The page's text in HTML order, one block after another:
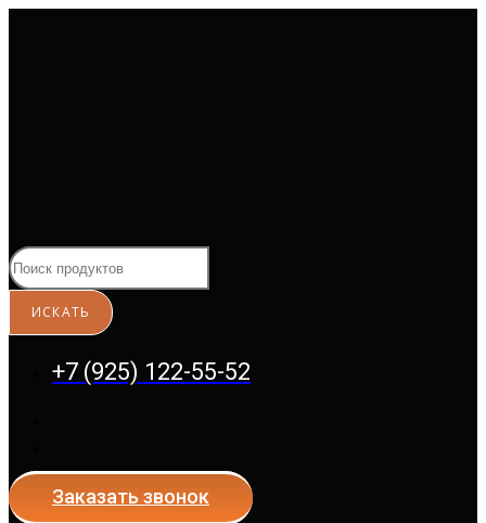
+7 (925) 122-55-52
Заказать звонок